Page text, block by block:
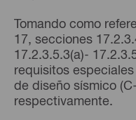
Tomando como
17, secciones
17.2.3.5.3(a)-
requisitos
de diseño sísmico
respectivamente.